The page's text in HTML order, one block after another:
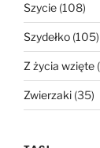
Szycie(108)
Szydełko(105)
Z życia wzięte
Zwierzaki(35)